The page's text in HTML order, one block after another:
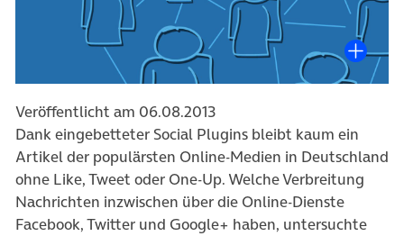
Veröffentlicht am 06.08.2013
Dank eingebetteter Social Plugins bleibt kaum ein
Artikel der populärsten Online-Medien in Deutschland
ohne Like, Tweet oder One-Up. Welche Verbreitung
Nachrichten inzwischen über die Online-Dienste
Facebook, Twitter und Google+ haben, untersuchte